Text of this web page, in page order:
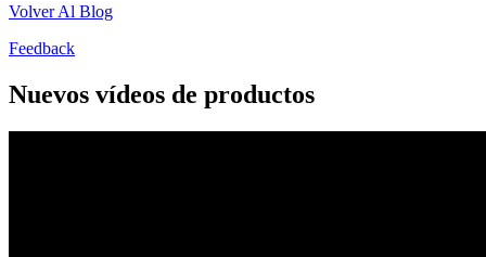
Volver Al Blog
Feedback
Nuevos vídeos de productos